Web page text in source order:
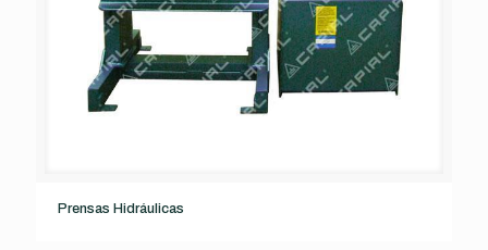
Prensas Hidráulicas